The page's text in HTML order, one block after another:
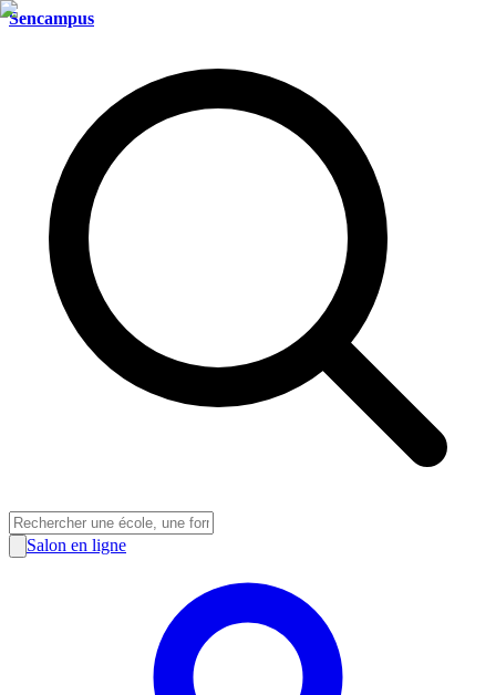
Sencampus
Salon en ligne